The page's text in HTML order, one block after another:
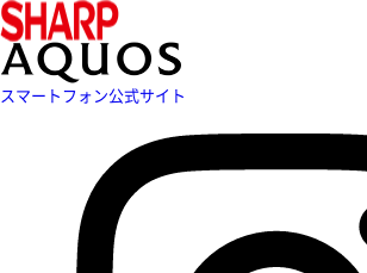
スマートフォン公式サイト